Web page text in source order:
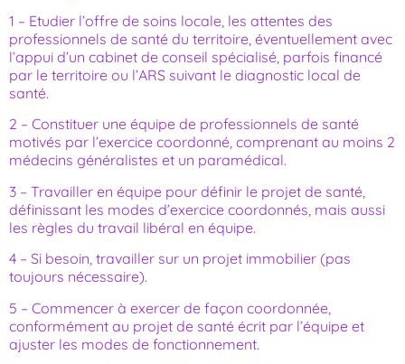
1 – Etudier l’offre de soins locale, les attentes des
professionnels de santé du territoire, éventuellement avec
l’appui d’un cabinet de conseil spécialisé, parfois financé
par le territoire ou l’ARS suivant le diagnostic local de
santé.
2 – Constituer une équipe de professionnels de santé
motivés par l’exercice coordonné, comprenant au moins 2
médecins généralistes et un paramédical.
3 – Travailler en équipe pour définir le projet de santé,
définissant les modes d’exercice coordonnés, mais aussi
les règles du travail libéral en équipe.
4 – Si besoin, travailler sur un projet immobilier (pas
toujours nécessaire).
5 – Commencer à exercer de façon coordonnée,
conformément au projet de santé écrit par l’équipe et
ajuster les modes de fonctionnement.